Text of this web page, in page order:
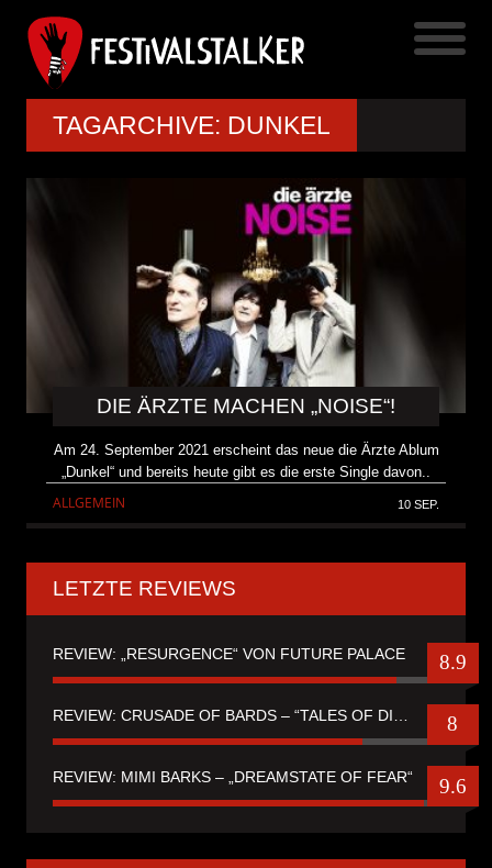
TAGARCHIVE: DUNKEL
DIE ÄRZTE MACHEN „NOISE“!
Am 24. September 2021 erscheint das neue die Ärzte Ablum
„Dunkel“ und bereits heute gibt es die erste Single davon..
ALLGEMEIN 10 SEP.
LETZTE REVIEWS
REVIEW: „RESURGENCE“ VON FUTURE PALACE 8.9
8
REVIEW: MIMI BARKS – „DREAMSTATE OF FEAR“ 9.6